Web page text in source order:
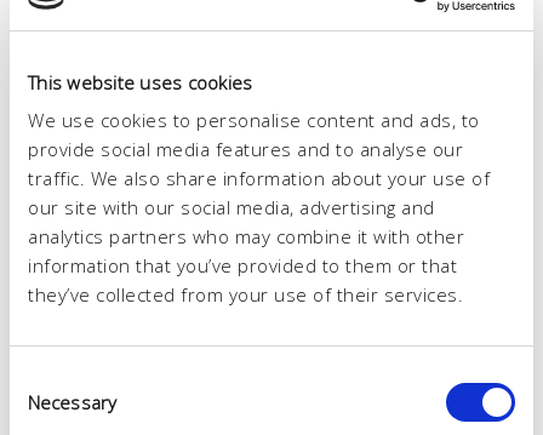
This website uses cookies
We use cookies to personalise content and ads, to
provide social media features and to analyse our
traffic. We also share information about your use of
our site with our social media, advertising and
analytics partners who may combine it with other
information that you’ve provided to them or that
they’ve collected from your use of their services.
Selection
Necessary